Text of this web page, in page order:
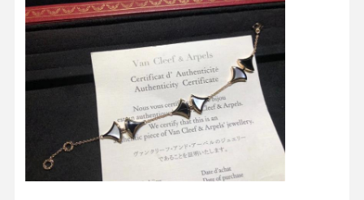
À La Maison Produits Vidéos
À Propos De